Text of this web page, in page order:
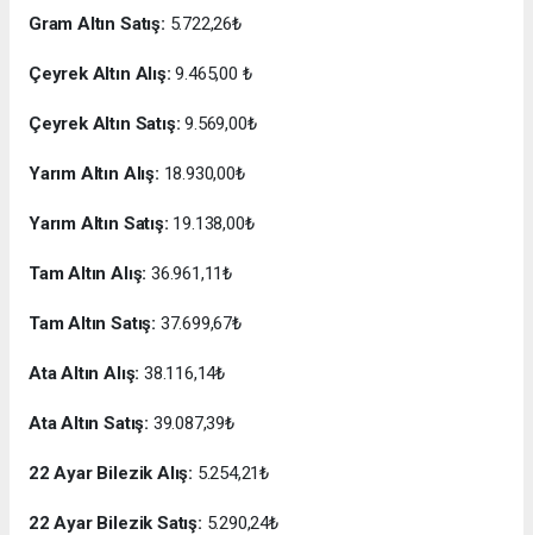
Gram Altın Satış: 5.722,26₺
Çeyrek Altın Alış:9.465,00 ₺
Çeyrek Altın Satış: 9.569,00₺
Yarım Altın Alış: 18.930,00₺
Yarım Altın Satış: 19.138,00₺
Tam Altın Alış: 36.961,11₺
Tam Altın Satış: 37.699,67₺
Ata Altın Alış: 38.116,14₺
Ata Altın Satış: 39.087,39₺
22 Ayar Bilezik Alış: 5.254,21₺
22 Ayar Bilezik Satış: 5.290,24₺